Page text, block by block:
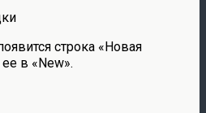
строка «Новая
в «New».